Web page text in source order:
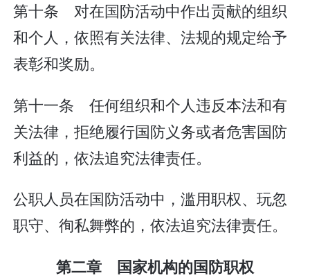
第十条 对在国防活动中作出贡献的组织
和个人，依照有关法律、法规的规定给予
表彰和奖励。
第十一条 任何组织和个人违反本法和有
关法律，拒绝履行国防义务或者危害国防
利益的，依法追究法律责任。
公职人员在国防活动中，滥用职权、玩忽
职守、徇私舞弊的，依法追究法律责任。
第二章 国家机构的国防职权